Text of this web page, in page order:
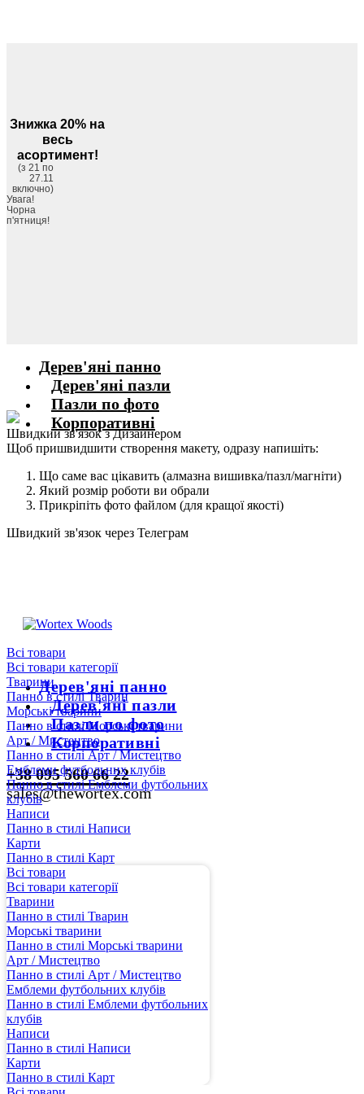
Знижка 20% на
весь
асортимент!
(з 21 по
27.11
включно)
Увага!
Чорна
п'ятниця!
Дерев'яні панно
Дерев'яні пазли
Пазли по фото
Корпоративні
Швидкий зв'язок з Дизайнером
Щоб пришвидшити створення макету, одразу напишіть:
Що саме вас цікавить (алмазна вишивка/пазл/магніти)
Який розмір роботи ви обрали
Прикріпіть фото файлом (для кращої якості)
Швидкий зв'язок через Телеграм
Дерев'яні панно
Дерев'яні пазли
Пазли по фото
Корпоративні
+38 095 560 66 22
sales@thewortex.com
Всі товари
Всі товари категорії
Тварини
Панно в стилі Тварин
Морські тварини
Панно в стилі Морські тварини
Арт / Мистецтво
Панно в стилі Арт / Мистецтво
Емблеми футбольних клубів
Панно в стилі Емблеми футбольних
клубів
Написи
Панно в стилі Написи
Карти
Панно в стилі Карт
Всі товари
Всі товари категорії
Тварини
Панно в стилі Тварин
Морські тварини
Панно в стилі Морські тварини
Арт / Мистецтво
Панно в стилі Арт / Мистецтво
Емблеми футбольних клубів
Панно в стилі Емблеми футбольних
клубів
Написи
Панно в стилі Написи
Карти
Панно в стилі Карт